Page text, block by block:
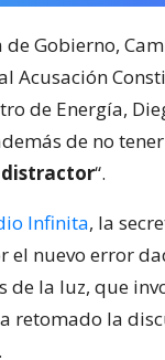
Gobierno,
Acusación
de Energía,
de no
“.
Infinita, la
el nuevo error
de la luz, que
retomado la